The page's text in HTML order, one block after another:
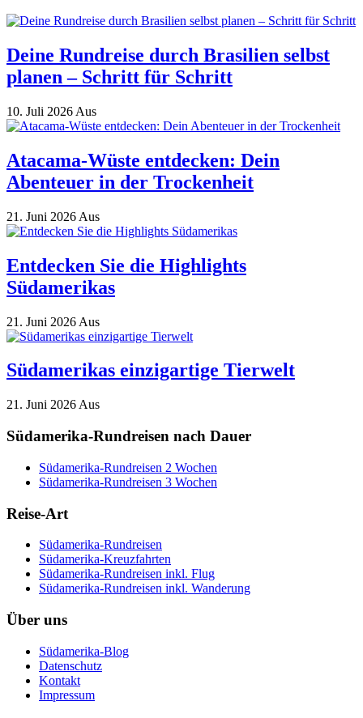
Deine Rundreise durch Brasilien selbst
planen – Schritt für Schritt
10. Juli 2026 Aus
Atacama-Wüste entdecken: Dein
Abenteuer in der Trockenheit
21. Juni 2026 Aus
Entdecken Sie die Highlights
Südamerikas
21. Juni 2026 Aus
Südamerikas einzigartige Tierwelt
21. Juni 2026 Aus
Südamerika-Rundreisen nach Dauer
Südamerika-Rundreisen 2 Wochen
Südamerika-Rundreisen 3 Wochen
Reise-Art
Südamerika-Rundreisen
Südamerika-Kreuzfahrten
Südamerika-Rundreisen inkl. Flug
Südamerika-Rundreisen inkl. Wanderung
Über uns
Südamerika-Blog
Datenschutz
Kontakt
Impressum